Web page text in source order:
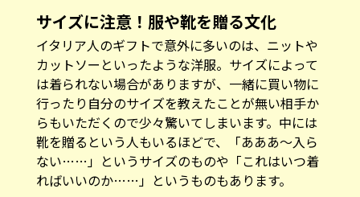
サイズに注意！服や靴を贈る文化
イタリア人のギフトで意外に多いのは、ニットや
カットソーといったような洋服。サイズによって
は着られない場合がありますが、一緒に買い物に
行ったり自分のサイズを教えたことが無い相手か
らもいただくので少々驚いてしまいます。中には
靴を贈るという人もいるほどで、「あああ〜入ら
ない……」というサイズのものや「これはいつ着
ればいいのか……」というものもあります。